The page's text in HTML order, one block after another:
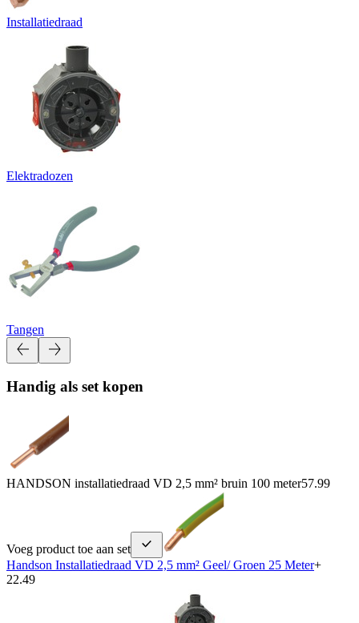
Installatiedraad
Elektradozen
Tangen
Handig als set kopen
HANDSON installatiedraad VD 2,5 mm² bruin 100 meter57.99
Voeg product toe aan set
Handson Installatiedraad VD 2,5 mm² Geel/ Groen 25 Meter+
22.49